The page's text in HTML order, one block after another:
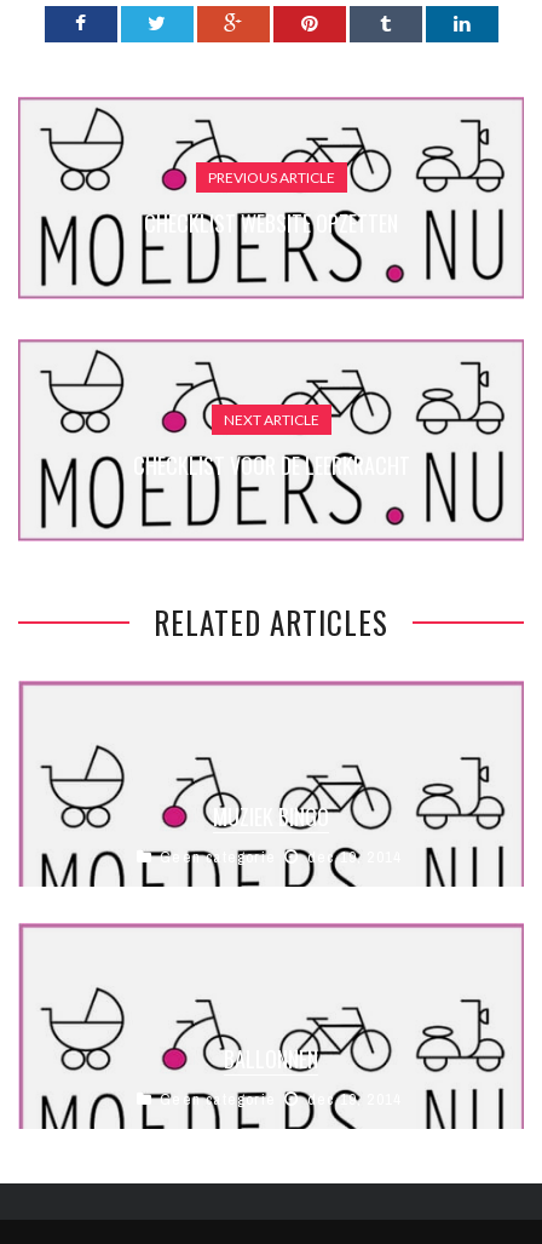
PREVIOUS ARTICLE
CHECKLIST WEBSITE OPZETTEN
NEXT ARTICLE
CHECKLIST VOOR DE LEERKRACHT
RELATED ARTICLES
MUZIEK BINGO
Geen categorie dec 19, 2014
BALLONNEN
Geen categorie dec 19, 2014